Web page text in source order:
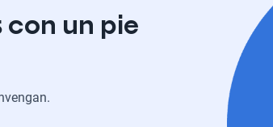
con un pie